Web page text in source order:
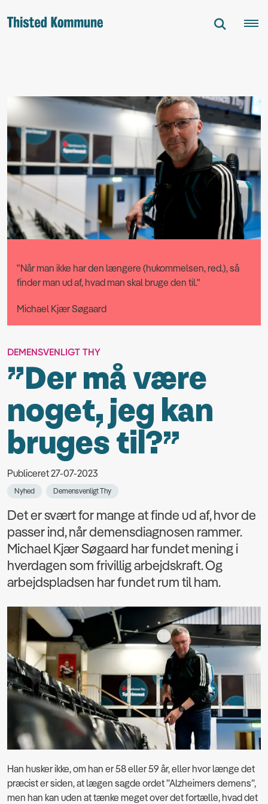
"Når man ikke har den længere (hukommelsen, red.), så
finder man ud af, hvad man skal bruge den til."
Michael Kjær Søgaard
DEMENSVENLIGT THY
”Der må være
noget, jeg kan
bruges til?”
Publiceret 27-07-2023
Nyhed Demensvenligt Thy
Det er svært for mange at finde ud af, hvor de
passer ind, når demensdiagnosen rammer.
Michael Kjær Søgaard har fundet mening i
hverdagen som frivillig arbejdskraft. Og
arbejdspladsen har fundet rum til ham.
Han husker ikke, om han er 58 eller 59 år, eller hvor længe det
præcist er siden, at lægen sagde ordet ”Alzheimers demens”,
men han kan uden at tænke meget over det fortælle, hvad det